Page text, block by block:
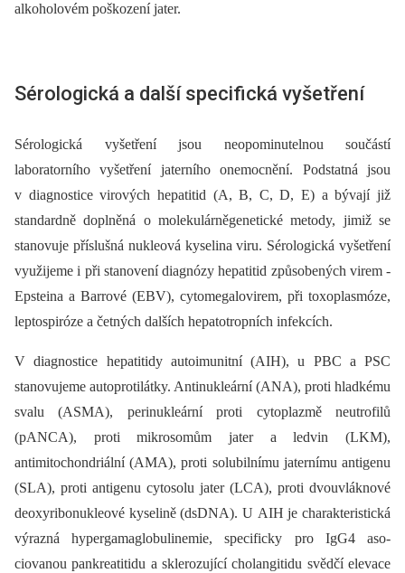
alkoholovém poškození jater.
Sérologická a další specifická vyšetření
Sérologická vyšetření jsou neopominutelnou součástí
laboratorního vyšetření jaterního onemocnění. Podstatná jsou
v diagnostice virových hepatitid (A, B, C, D, E) a bývají již
standardně doplněná o molekulárněgenetické metody, jimiž se
stanovuje příslušná nukleová kyselina viru. Sérologická vyšetření
vy­užijeme i při stanovení diagnózy hepatitid způsobených virem ­
Epsteina a Barrové (EBV), cytomegalovirem, při toxoplasmóze,
leptospiróze a četných dalších hepatotropních infekcích.
V diagnostice hepatitidy autoimunitní (AIH), u PBC a PSC
stanovujeme autoprotilátky. Antinukleární (ANA), proti hladkému
svalu (ASMA), perinukleární proti cytoplazmě neutrofilů
(pANCA), proti mikrosomům jater a ledvin (LKM),
antimitochondriální (AMA), proti solubilnímu jaternímu antigenu
(SLA), proti antigenu cytosolu jater (LCA), proti dvouvláknové
deoxyribonukleové kyselině (dsDNA). U AIH je charakteristická
výrazná hypergamaglobulinemie, specificky pro IgG4 aso­
ciovanou pankreatitidu a sklerozující cholangitidu svědčí elevace